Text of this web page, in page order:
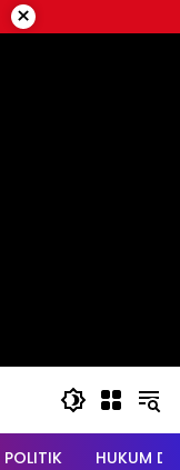
×
POLITIK HUKUM